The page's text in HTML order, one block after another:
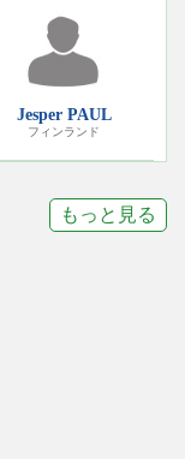
Jesper PAUL
フィンランド
もっと見る